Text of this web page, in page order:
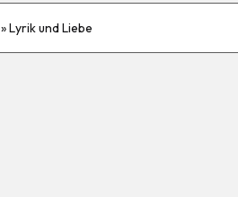
»Lyrik und Liebe